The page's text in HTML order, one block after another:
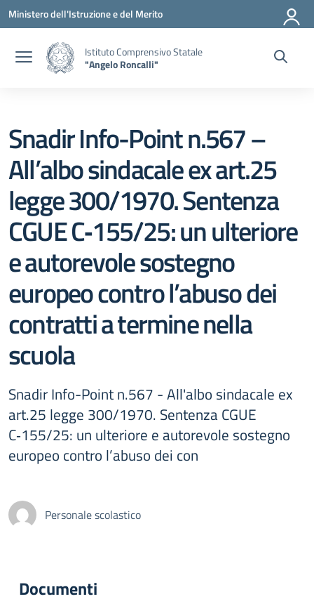
Vai ai contenuti
Vai al menu di navigazione
Vai al footer
Ministero dell'Istruzione e del Merito
Istituto Comprensivo Statale
"Angelo Roncalli"
Snadir Info-Point n.567 –
All’albo sindacale ex art.25
legge 300/1970. Sentenza
CGUE C‑155/25: un ulteriore
e autorevole sostegno
europeo contro l’abuso dei
contratti a termine nella
scuola
Snadir Info-Point n.567 - All'albo sindacale ex
art.25 legge 300/1970. Sentenza CGUE
C‑155/25: un ulteriore e autorevole sostegno
europeo contro l’abuso dei con
Personale scolastico
Documenti